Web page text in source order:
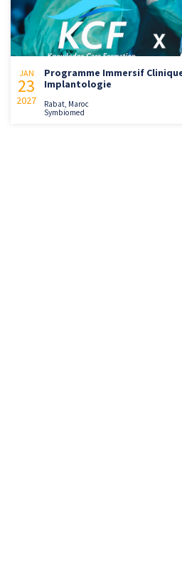
JAN
23
2027
Programme Immersif
Implantologie
Rabat, Maroc
Symbiomed